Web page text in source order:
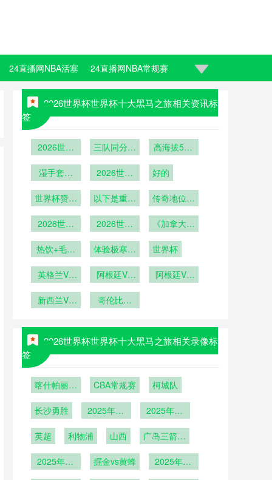
24直播网NBA活塞 24直播网NBA常规赛
2026世界杯世界杯十大黑马之旅相关资讯标
签
2026世界
汰赛看瞬间
三队同分连
高海拔538
世界杯
弈”与战术
湿手套效
理博弈如何
世界杯门将
2026世界
命：内置智
球如何精准
时极速
好的
世界杯赞助
大战：短片
屏
以下是重写
<br /> <br
/> **《绿茵
美学：世界
杯的视觉叙
事与跨文化
对话》**
传奇地位无
2026世界
大决赛进球
2026世界
大黑马之旅
《加拿大球
对”：零下
热饮+毛毯
体验极寒狂
世界杯
英格兰VS
VS加纳直
阿根廷VS
廷VS奥地
阿根廷VS
直播
新西兰VS
VS埃及直
播
哥伦比亚
伦比亚VS
刚果直播
2026世界杯世界杯十大黑马之旅相关录像标
签
喀什帕丽迪
年
CBA常规赛 柯城队
长沙勇胜
2025年12
2025年12
英超
利物浦 山西
广岛三箭vs
2025年12
掘金vs黄蜂
2025年12